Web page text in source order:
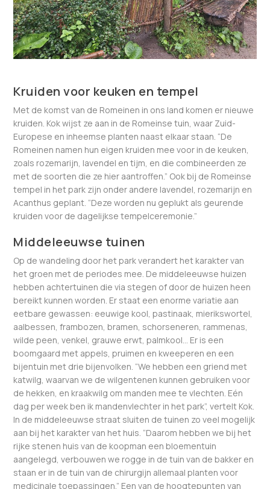
Kruiden voor keuken en tempel
Met de komst van de Romeinen in ons land komen er nieuwe
kruiden. Kok wijst ze aan in de Romeinse tuin, waar Zuid-
Europese en inheemse planten naast elkaar staan. “De
Romeinen namen hun eigen kruiden mee voor in de keuken,
zoals rozemarijn, lavendel en tijm, en die combineerden ze
met de soorten die ze hier aantroffen.” Ook bij de Romeinse
tempel in het park zijn onder andere lavendel, rozemarijn en
Acanthus geplant. “Deze worden nu geplukt als geurende
kruiden voor de dagelijkse tempelceremonie.”
Middeleeuwse tuinen
Op de wandeling door het park verandert het karakter van
het groen met de periodes mee. De middeleeuwse huizen
hebben achtertuinen die via stegen of door de huizen heen
bereikt kunnen worden. Er staat een enorme variatie aan
eetbare gewassen: eeuwige kool, pastinaak, mierikswortel,
aalbessen, frambozen, bramen, schorseneren, rammenas,
wilde peen, venkel, grauwe erwt, palmkool… Er is een
boomgaard met appels, pruimen en kweeperen en een
bijentuin met drie bijenvolken. “We hebben een griend met
katwilg, waarvan we de wilgentenen kunnen gebruiken voor
de hekken, en kraakwilg om manden mee te vlechten. Eén
dag per week ben ik mandenvlechter in het park”, vertelt Kok.
In de middeleeuwse straat sluiten de tuinen zo veel mogelijk
aan bij het karakter van het huis. “Daarom hebben we bij het
rijke stenen huis van de koopman een bloementuin
aangelegd, verbouwen we rogge in de tuin van de bakker en
staan er in de tuin van de chirurgijn allemaal planten voor
medicinale toepassingen.” Een van de hoogtepunten van